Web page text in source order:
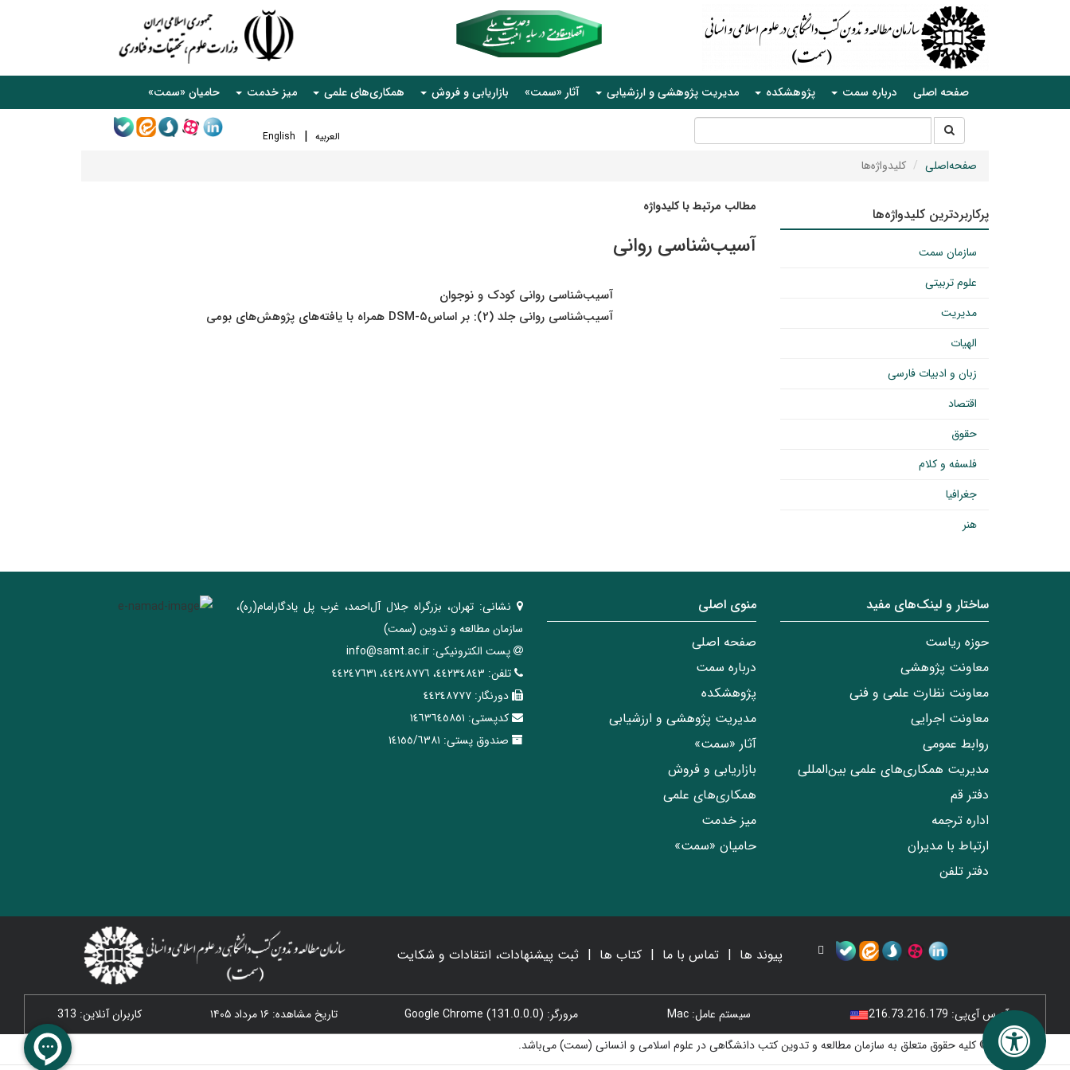
صفحه اصلی درباره سمت پژوهشکده مدیریت پژوهشی و ارزشیابی آثار «سمت» بازاریابی و فروش همکاری‌های علمی میز خدمت حامیان «سمت»
العربیه English جستجو
در
سایتصفحه‌اصلی کلیدواژه‌ها
مطالب مرتبط با کلیدواژه
آسیب‌شناسی روانی
آسیب‌شناسی روانی کودک و نوجوان
آسیب‌شناسی روانی جلد (۲): بر اساسDSM-۵ همراه با یافته‌های پژوهش‌های بومی
پرکاربردترین کلیدواژه‌ها
سازمان سمت
علوم تربیتی
مدیریت
الهیات
زبان و ادبیات فارسی
اقتصاد
حقوق
فلسفه و کلام
جغرافیا
هنر
ساختار‌‌ و‌‌ لینک‌های مفید
حوزه ریاست
معاونت پژوهشی
معاونت نظارت علمی و فنی
معاونت اجرایی
روابط عمومی
مدیریت همکاری‌های علمی بین‌المللی
دفتر قم
اداره ترجمه
ارتباط با مدیران
دفتر تلفن
منوی اصلی
صفحه اصلی
درباره سمت
پژوهشکده
مدیریت پژوهشی و ارزشیابی
آثار «سمت»
بازاریابی و فروش
همکاری‌های علمی
میز خدمت
حامیان «سمت»
نشانی: تهران، ‌بزرگراه ‌جلال آل‌احمد، غرب پل يادگار‌امام(ره)‌،
سازمان مطالعه و تدوین‌ (سمت)
پست الکترونیکی: info@samt.ac.ir
تلفن: ٤٤٢٣٤٨٤٣، ٤٤٢٤٨٧٧٦، ٤٤٢٤٧٦٣١
دورنگار: ٤٤٢٤٨٧٧٧
کدپستی: ١٤٦٣٦٤٥٨٥١
صندوق پستی: ١٤١٥٥/٦٣٨١
پیوند ها تماس با ما کتاب ها ثبت پیشنهادات، انتقادات و شکایت
آدرس آی‌پی: 216.73.216.179 سیستم عامل: Mac مرورگر: Google Chrome (131.0.0.0) تاریخ مشاهده: ۱۶ مرداد ۱۴۰۵
کاربران آنلاین: 313
© کلیه حقوق متعلق به سازمان مطالعه و تدوین کتب دانشگاهی در علوم اسلامی و انسانی (سمت) می‌باشد.